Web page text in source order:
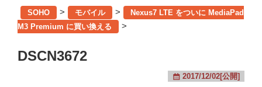
SOHO > モバイル >
Nexus7 LTE をついに MediaPad
M3 Premium に買い換える
>
DSCN3672
2017/12/02[公開]